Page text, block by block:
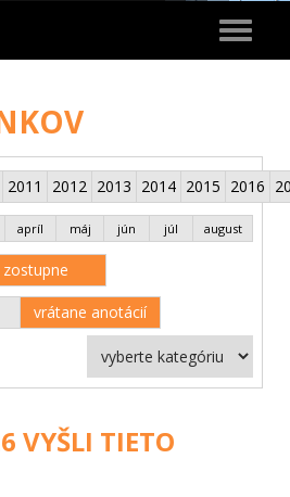
Toggle
2011 2012 2013 2014 2015 2016
apríl máj jún júl august
zostupne
vrátane anotácií
VYŠLI TIETO